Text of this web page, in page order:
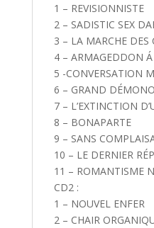
1 – REVISIONNISTE
2 – SADISTIC SEX
3 – LA MARCHE DES
4 – ARMAGEDDON Á
5 -CONVERSATION
6 – GRAND
7 – L’EXTINCTION
8 – BONAPARTE
9 – SANS
10 – LE DERNIER
11 – ROMANTISME
CD2 :
1 – NOUVEL ENFER
2 – CHAIR